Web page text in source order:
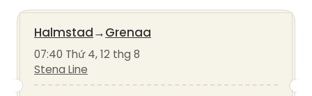
Halmstad→Grenaa
07:40 Thứ 4, 12 thg 8
Stena Line